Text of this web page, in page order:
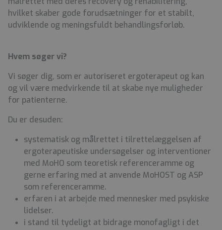
hvilket skaber gode forudsætninger for et stabilt,
udviklende og meningsfuldt behandlingsforløb.
Hvem søger vi?
Vi søger dig, som er autoriseret ergoterapeut og kan
og vil være medvirkende til at skabe nye muligheder
for patienterne.
Du er desuden:
systematisk og målrettet i tilrettelæggelsen af
ergoterapeutiske undersøgelser og interventioner
med MoHO som teoretisk referenceramme og
gerne erfaring med at anvende MoHOST og ASP
som referenceramme.
erfaren i at arbejde med mennesker med psykiske
lidelser.
i stand til tydeligt at bidrage monofagligt i det